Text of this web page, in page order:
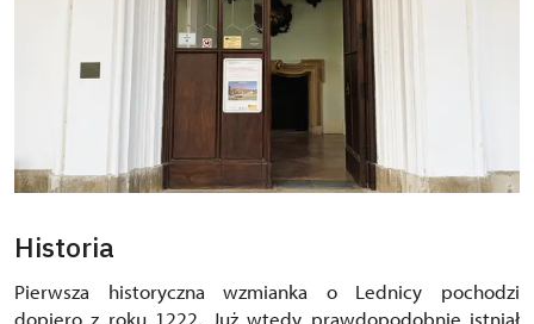
Historia
Pierwsza historyczna wzmianka o Lednicy pochodzi
dopiero z roku 1222. Już wtedy prawdopodobnie istniał